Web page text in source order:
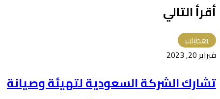
أقرأ التالي
تغطيات
فبراير 20, 2023
تشارك الشركة السعودية لتهيئة وصيانة